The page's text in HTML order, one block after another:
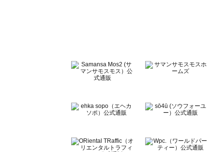
BETTY'S BLUE（べティーズブルー）の一覧
Wpc.（ワールドパーティー）の一覧